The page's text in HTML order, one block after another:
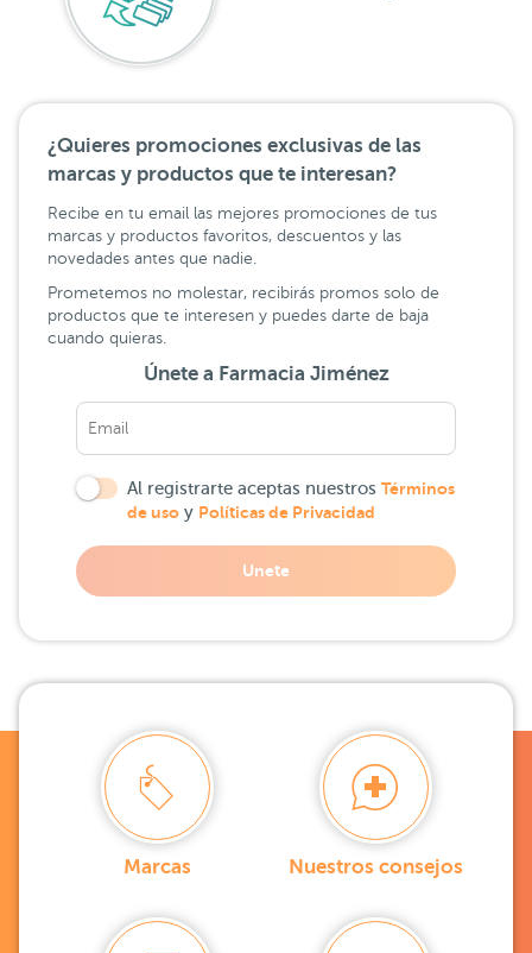
¿Quieres promociones exclusivas de las
marcas y productos que te interesan?
Recibe en tu email las mejores promociones de tus
marcas y productos favoritos, descuentos y las
novedades antes que nadie.
Prometemos no molestar, recibirás promos solo de
productos que te interesen y puedes darte de baja
cuando quieras.
Únete a Farmacia Jiménez
Al registrarte aceptas nuestros Términos
de uso y Políticas de Privacidad
Unete
Marcas Nuestros consejos